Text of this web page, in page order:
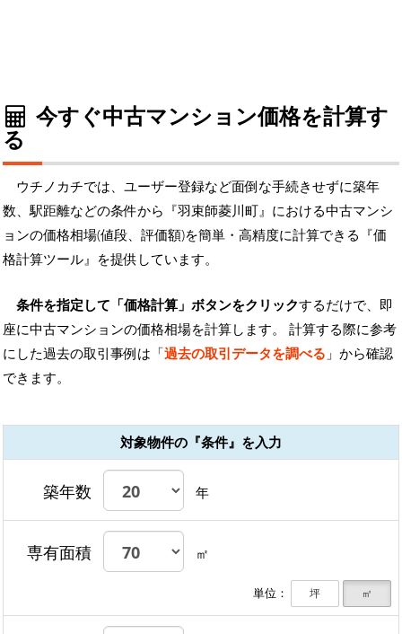
今すぐ中古マンション価格を計算す
る
ウチノカチでは、ユーザー登録など面倒な手続きせずに築年
数、駅距離などの条件から『羽束師菱川町』における中古マンシ
ョンの価格相場(値段、評価額)を簡単・高精度に計算できる『価
格計算ツール』を提供しています。
条件を指定して「価格計算」ボタンをクリックするだけで、即
座に中古マンションの価格相場を計算します。 計算する際に参考
にした過去の取引事例は「過去の取引データを調べる 」から確認
できます。
対象物件の『条件』を入力
築年数 年
専有面積 ㎡
単位： 坪 ㎡